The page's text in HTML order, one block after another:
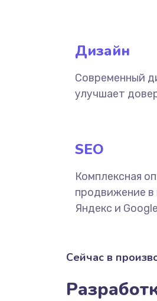
Дизайн
Современный
улучшает
SEO
Комплексная
продвижение в
Яндекс и
Сейчас в